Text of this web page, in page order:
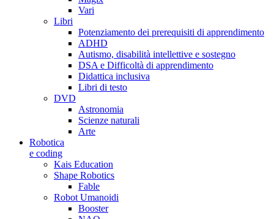
Vari
Libri
Potenziamento dei prerequisiti di apprendimento
ADHD
Autismo, disabilità intellettive e sostegno
DSA e Difficoltà di apprendimento
Didattica inclusiva
Libri di testo
DVD
Astronomia
Scienze naturali
Arte
Robotica
e coding
Kais Education
Shape Robotics
Fable
Robot Umanoidi
Booster